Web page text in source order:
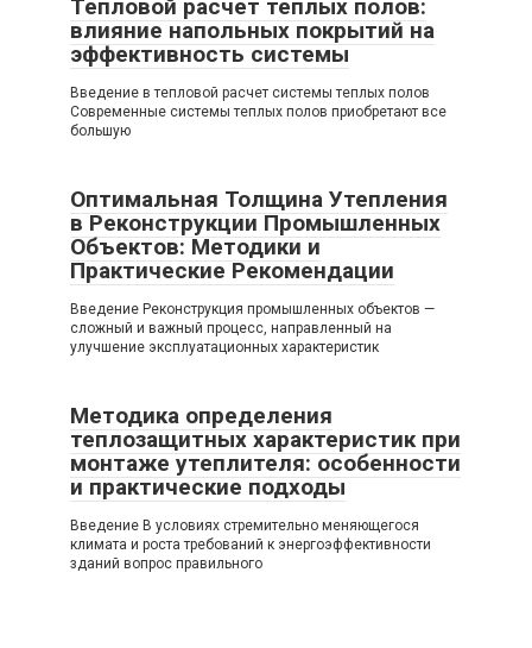
Тепловой расчет теплых полов:
влияние напольных покрытий на
эффективность системы
Введение в тепловой расчет системы теплых полов
Современные системы теплых полов приобретают все
большую
Оптимальная Толщина Утепления
в Реконструкции Промышленных
Объектов: Методики и
Практические Рекомендации
Введение Реконструкция промышленных объектов —
сложный и важный процесс, направленный на
улучшение эксплуатационных характеристик
Методика определения
теплозащитных характеристик при
монтаже утеплителя: особенности
и практические подходы
Введение В условиях стремительно меняющегося
климата и роста требований к энергоэффективности
зданий вопрос правильного